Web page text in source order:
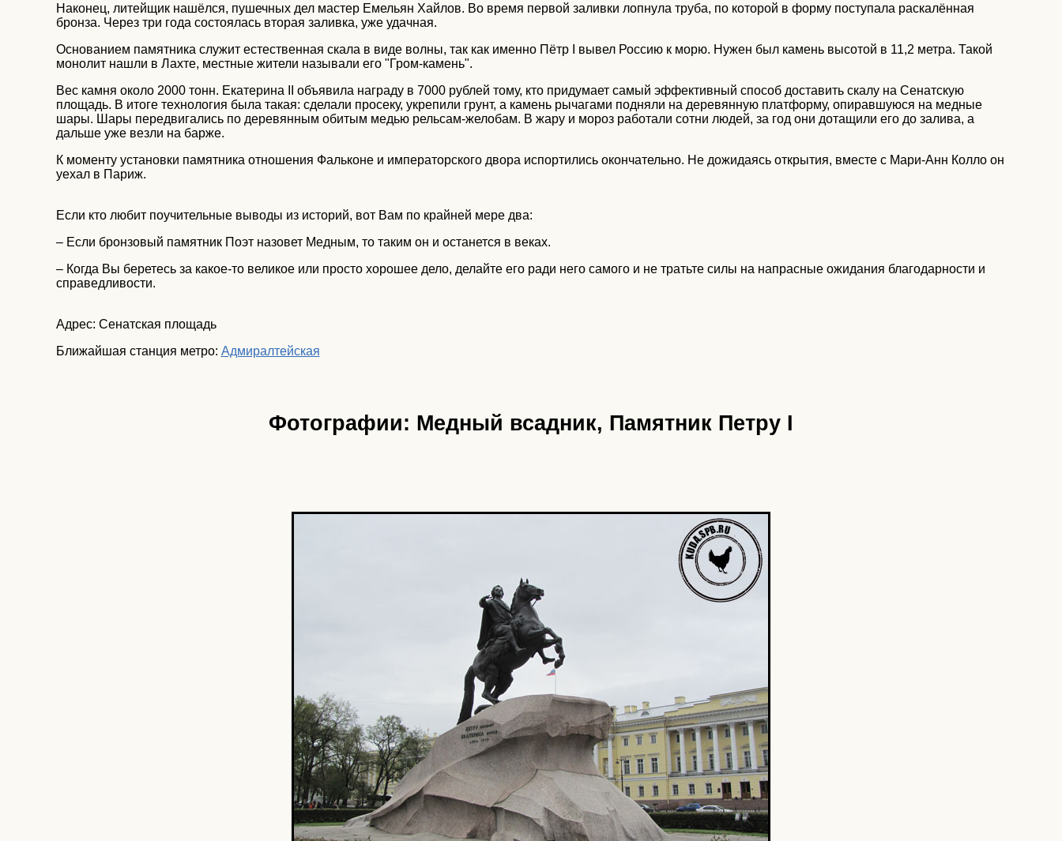
Наконец, литейщик нашёлся, пушечных дел мастер Емельян Хайлов. Во время первой заливки лопнула труба, по которой в форму поступала раскалённая
бронза. Через три года состоялась вторая заливка, уже удачная.
Основанием памятника служит естественная скала в виде волны, так как именно Пётр I вывел Россию к морю. Нужен был камень высотой в 11,2 метра. Такой
монолит нашли в Лахте, местные жители называли его "Гром-камень".
Вес камня около 2000 тонн. Екатерина II объявила награду в 7000 рублей тому, кто придумает самый эффективный способ доставить скалу на Сенатскую
площадь. В итоге технология была такая: сделали просеку, укрепили грунт, а камень рычагами подняли на деревянную платформу, опиравшуюся на медные
шары. Шары передвигались по деревянным обитым медью рельсам-желобам. В жару и мороз работали сотни людей, за год они дотащили его до залива, а
дальше уже везли на барже.
К моменту установки памятника отношения Фальконе и императорского двора испортились окончательно. Не дожидаясь открытия, вместе с Мари-Анн Колло он
уехал в Париж.
Если кто любит поучительные выводы из историй, вот Вам по крайней мере два:
– Если бронзовый памятник Поэт назовет Медным, то таким он и останется в веках.
– Когда Вы беретесь за какое-то великое или просто хорошее дело, делайте его ради него самого и не тратьте силы на напрасные ожидания благодарности и
справедливости.
Адрес: Сенатская площадь
Ближайшая станция метро: Адмиралтейская
Фотографии: Медный всадник, Памятник Петру I